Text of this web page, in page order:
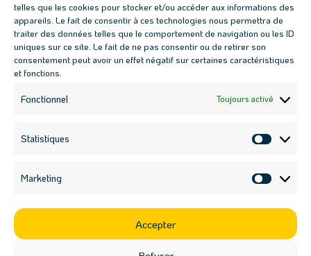
telles que les cookies pour stocker et/ou accéder aux informations des
appareils. Le fait de consentir à ces technologies nous permettra de
traiter des données telles que le comportement de navigation ou les ID
uniques sur ce site. Le fait de ne pas consentir ou de retirer son
consentement peut avoir un effet négatif sur certaines caractéristiques
et fonctions.
Fonctionnel Toujours activé
Statistiques
Marketing
Accepter
Les prochains évènements
 Fresque des Jardins-Forêts : 17 juillet, 18h00
 Fresque des Jardins-Forêts : 19 août, 18h00
 Atelier haie multi-fonctions : 12 septembre, 9h30
Atelier boutures : 12 septembre, 14h30
 contact@ateliers-kaleido.fr
Suivez-nous sur les réseaux sociaux